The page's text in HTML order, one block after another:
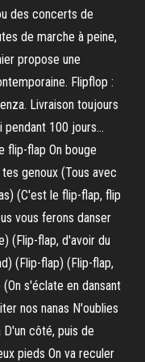
des concerts de
de marche à peine,
propose une
Flipflop :
Livraison toujours
pendant 100 jours…
flip-flap On bouge
genoux (Tous avec
(C'est le flip-flap, flip
vous ferons danser
(Flip-flap, d'avoir du
(Flip-flap) (Flip-flap,
s'éclate en dansant
nos nanas N'oublies
côté, puis de
pieds On va reculer